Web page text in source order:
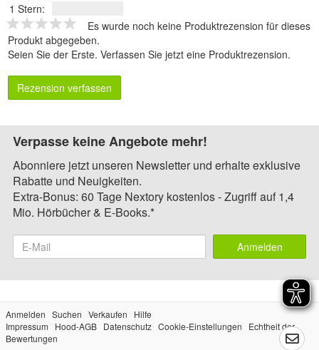
1 Stern:
Es wurde noch keine Produktrezension für dieses
Produkt abgegeben.
Seien Sie der Erste. Verfassen Sie jetzt eine Produktrezension.
Rezension verfassen
Verpasse keine Angebote mehr!
Abonniere jetzt unseren Newsletter und erhalte exklusive
Rabatte und Neuigkeiten.
Extra-Bonus: 60 Tage Nextory kostenlos - Zugriff auf 1,4
Mio. Hörbücher & E-Books.*
Anmelden
Anmelden Suchen Verkaufen
Hilfe
Impressum
Hood-AGB Datenschutz Cookie-Einstellungen
Echtheit der
Bewertungen